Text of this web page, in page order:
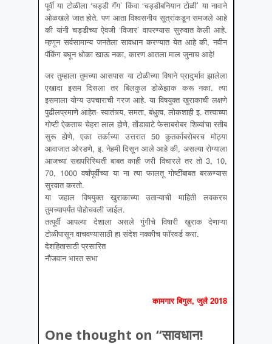
पूर्वी या टोळीला ‘चड्डी गॅंग’ किंवा ‘चड्डीबनियान टोळी’ या नावाने
ओळखले जात होते. पण आता विश्वसनीय सूत्रांकडून समजले आहे
की यांनी चड्डीच्या ऐवजी ‘विजार’ वापरण्यास सुरुवात केली आहे.
म्हणून सर्वसामान्य जनतेला सावधान करण्यात येत आहे की, नवीन
पॅकिंग बघून धोका खाऊ नका, कारण आतला माल जुनाच आहे!
जर तुम्हाला तुमच्या आसपास या टोळीच्या विषाने प्रादुर्भाव झालेला
एखादा इसम दिसला तर बिलकुल डोळेझाक करू नका. त्या
इसमाला योग्य उपचाराची गरज आहे. या विषयुक्त खुराकाची लक्षणे
पुढीलप्रमाणे आहेत- स्वातंत्र्य, समता, बंधुत्व, लोकशाही इ. तत्त्वाच्या
गोष्टी ऐकताच चेहरा लाल होणे, तोंडावाटे फेसाबरोबर शिव्यांचा रतीब
सुरू होणे, एका तर्काच्या उत्तरात 50 कुतर्काबरोबरच मोठ्या
आवाजात ओरडणे, इ. नेहमी दिसून आले आहे की, असल्या रोग्याला
आजच्या सद्यपरिस्थिती बाबत काही जरी विचारले तर तो 3, 10,
70, 1000 वर्षांपूर्वींच्या या ना त्या फालतू गोष्टींबाबत बरळण्यास
सुरवात करतो.
या जहाल विषयुक्त खुराकाच्या उताऱ्याची माहिती लवकरच
तुमच्यापर्यंत पोहोचवली जाईल.
तत्पूर्वी आपल्या देशाला असले गुंगीचे विषारी खुराक देणाऱ्या
टोळीपासून वाचवण्यासाठी हा संदेश नक्कीच फॉरवर्ड करा.
देशहितासाठी प्रसारित
नौजवान भारत सभा
कामगार बिगुल, जुलै 2018
One thought on “सावधान!